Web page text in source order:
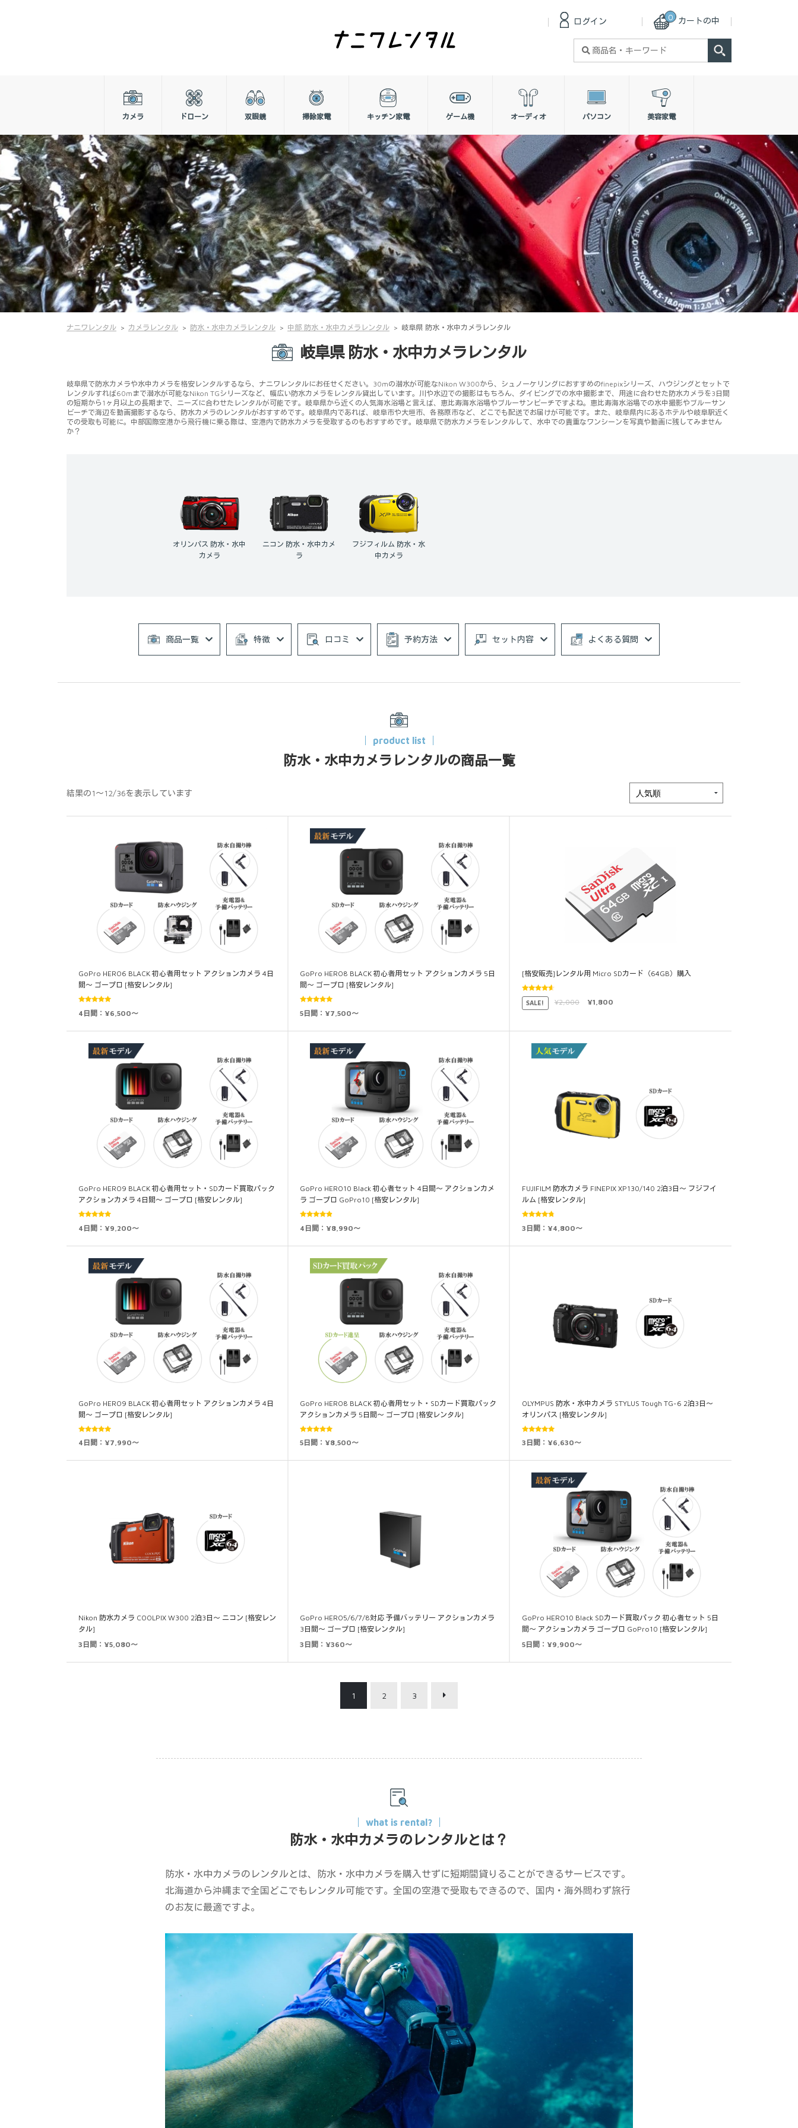
カートの中
0
ログイン
カメラ ドローン 双眼鏡 掃除家電 キッチン家電 ゲーム機 オーディオ パソコン 美容家電
ナニワレンタル カメラレンタル 防水・水中カメラレンタル 中部 防水・水中カメラレンタル 岐阜県 防水・水中カメラレンタル
岐阜県 防水・水中カメラレンタル
岐阜県で防水カメラや水中カメラを格安レンタルするなら、ナニワレンタルにお任せください。30mの潜水が可能なNikon W300から、シュノーケリングにおすすめのfinepixシリーズ、ハウジングとセットで
レンタルすれば60mまで潜水が可能なNikon TGシリーズなど、幅広い防水カメラをレンタル貸出しています。川や水辺での撮影はもちろん、ダイビングでの水中撮影まで、用途に合わせた防水カメラを3日間
の短期から1ヶ月以上の長期まで、ニーズに合わせたレンタルが可能です。岐阜県から近くの人気海水浴場と言えば、恵比寿海水浴場やブルーサンビーチですよね。恵比寿海水浴場での水中撮影やブルーサン
ビーチで海辺を動画撮影するなら、防水カメラのレンタルがおすすめです。岐阜県内であれば、岐阜市や大垣市、各務原市など、どこでも配送でお届けが可能です。また、岐阜県内にあるホテルや岐阜駅近く
での受取も可能に。中部国際空港から飛行機に乗る際は、空港内で防水カメラを受取するのもおすすめです。岐阜県で防水カメラをレンタルして、水中での貴重なワンシーンを写真や動画に残してみません
か？
オリンパス 防水・水中
カメラ
ニコン 防水・水中カメ
ラ
フジフィルム 防水・水
中カメラ
商品一覧 特徴 口コミ 予約方法 セット内容 よくある質問
product list
防水・水中カメラレンタルの商品一覧
結果の1～12/36を表示しています
GoPro HERO6 BLACK 初心者用セット アクションカメラ 4日
間～ ゴープロ [格安レンタル]
5段階中
4日間：¥6,500～
GoPro HERO8 BLACK 初心者用セット アクションカメラ 5日
間～ ゴープロ [格安レンタル]
5段階中
5日間：¥7,500～
[格安販売]レンタル用 Micro SDカード（64GB）購入
5段階中
の評
SALE! ¥2,000 ¥1,800
GoPro HERO9 BLACK 初心者用セット・SDカード買取パック
アクションカメラ 4日間～ ゴープロ [格安レンタル]
5段階中
5.00の評価
4日間：¥9,200～
GoPro HERO10 Black 初心者セット 4日間～ アクションカメ
ラ ゴープロ GoPro10 [格安レンタル]
5段階中
4.75 の評
4日間：¥8,990～
FUJIFILM 防水カメラ FINEPIX XP130/140 2泊3日～ フジフイ
ルム [格安レンタル]
5段階中
4.67 の評
3日間：¥4,800～
GoPro HERO9 BLACK 初心者用セット アクションカメラ 4日
間～ ゴープロ [格安レンタル]
5段階中
4日間：¥7,990～
GoPro HERO8 BLACK 初心者用セット・SDカード買取パック
アクションカメラ 5日間～ ゴープロ [格安レンタル]
5段階中
5日間：¥8,500～
OLYMPUS 防水・水中カメラ STYLUS Tough TG-6 2泊3日～
オリンパス [格安レンタル]
5段階中
3日間：¥6,630～
Nikon 防水カメラ COOLPIX W300 2泊3日～ ニコン [格安レン
タル]
3日間：¥5,080～
GoPro HERO5/6/7/8対応 予備バッテリー アクションカメラ
3日間～ ゴープロ [格安レンタル]
3日間：¥360～
GoPro HERO10 Black SDカード買取パック 初心者セット 5日
間～ アクションカメラ ゴープロ GoPro10 [格安レンタル]
5日間：¥9,900～
1 2 3
what is rental?
防水・水中カメラのレンタルとは？
防水・水中カメラのレンタルとは、防水・水中カメラを購入せずに短期間貸りることができるサービスです。
北海道から沖縄まで全国どこでもレンタル可能です。全国の空港で受取もできるので、国内・海外問わず旅行
のお友に最適ですよ。